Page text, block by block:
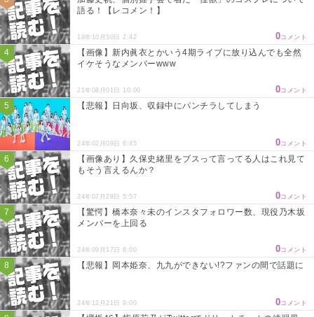
語る！【レコメン！】
19年10月30日 2:42 0コメント
【画像】新内眞衣とかいう4期ライブに放り込んでも全然
イケそうなメンバーwww
21年08月01日 10:00 0コメント
【悲報】日向坂、収録中にパンチラしてしまう
24年02月09日 6:45 0コメント
【画像あり】久保史緒里をブスって言ってる人はこれ見て
もそう言えるんか？
24年07月28日 5:57 0コメント
【驚愕】橋本奈々未のインスタフォロワー数、現役乃木坂
メンバーを上回る
24年09月17日 8:00 0コメント
【悲報】岡本姫奈、九九ができない!?ファンの間で話題に
24年12月21日 9:00 0コメント